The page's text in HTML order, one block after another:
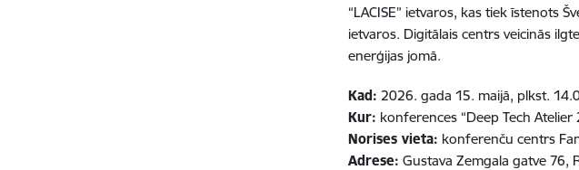
“LACISE” ietvaros, kas tiek īstenots
ietvaros. Digitālais centrs veicinās
enerģijas jomā.
Kad: 2026. gada 15. maijā, plkst.
Kur: konferences “Deep Tech Atelier
Norises vieta: konferenču centrs
Adrese: Gustava Zemgala gatve 76,